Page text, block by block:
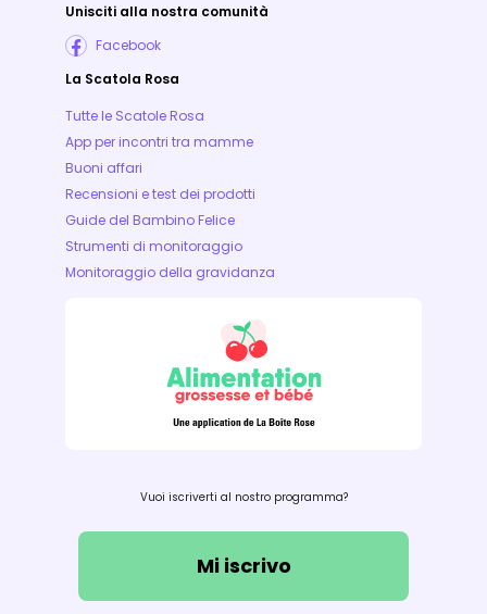
Unisciti alla nostra comunità
Facebook
La Scatola Rosa
Tutte le Scatole Rosa
App per incontri tra mamme
Buoni affari
Recensioni e test dei prodotti
Guide del Bambino Felice
Strumenti di monitoraggio
Monitoraggio della gravidanza
Vuoi iscriverti al nostro programma?
Mi iscrivo